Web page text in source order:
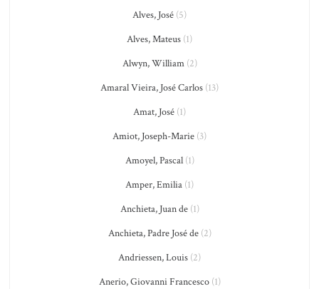
Alves, José (5)
Alves, Mateus (1)
Alwyn, William(2)
Amaral Vieira, José Carlos (13)
Amat, José (1)
Amiot, Joseph-Marie (3)
Amoyel, Pascal(1)
Amper, Emilia (1)
Anchieta, Juan de(1)
Anchieta, Padre José de(2)
Andriessen, Louis (2)
Anerio, Giovanni Francesco(1)